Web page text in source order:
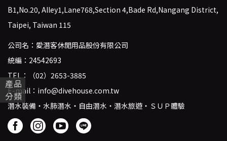
產品
分類
B1,No.20, Alley1,Lane768,Section 4,Bade Rd,Nangang District,
Taipei, Taiwan 115
公司名：愛潛客休閒用品股份有限公司
統編：24542693
TEL：
（02）2653-3885
E-mail： info@divehouse.com.tw
潛水裝備・水肺潛水・自由潛水・潛水旅遊・ＳＵＰ體驗